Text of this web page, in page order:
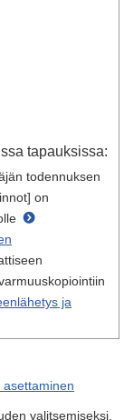
tapauksissa:
todennuksen
on
ja
valitsemiseksi,